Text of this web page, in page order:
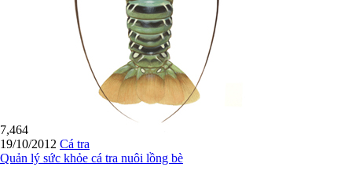
7,464
19/10/2012 Cá tra
Quản lý sức khỏe cá tra nuôi lồng bè